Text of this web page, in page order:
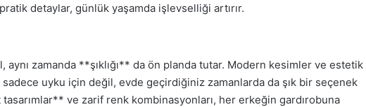
detaylar, günlük yaşamda işlevselliği artırır.
aynı zamanda **şıklığı** da ön planda tutar. Modern kesimler ve estetik
uyku için değil, evde geçirdiğiniz zamanlarda da şık bir seçenek
ve zarif renk kombinasyonları, her erkeğin gardırobuna